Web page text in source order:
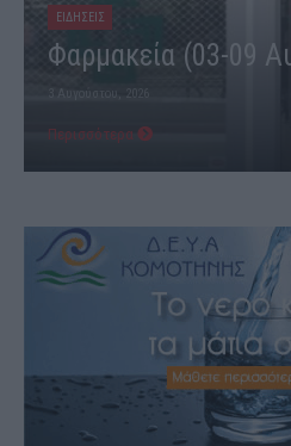
ΕΙΔΗΣΕΙΣ
Φαρμακεία (03-09
3 Αυγούστου, 2026
Περισσότερα